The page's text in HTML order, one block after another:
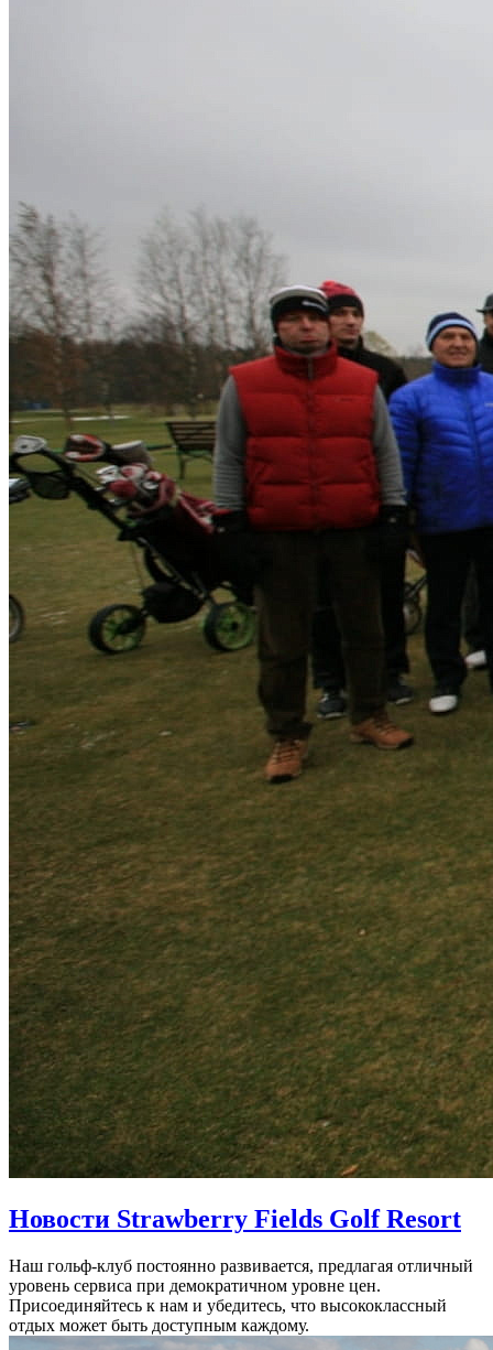
Новости Strawberry Fields Golf Resort
Наш гольф-клуб постоянно развивается, предлагая отличный
уровень сервиса при демократичном уровне цен.
Присоединяйтесь к нам и убедитесь, что высококлассный
отдых может быть доступным каждому.